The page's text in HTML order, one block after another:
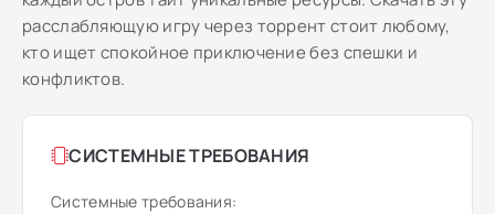
расслабляющую игру через торрент стоит любому,
кто ищет спокойное приключение без спешки и
конфликтов.
СИСТЕМНЫЕ ТРЕБОВАНИЯ
Системные требования: